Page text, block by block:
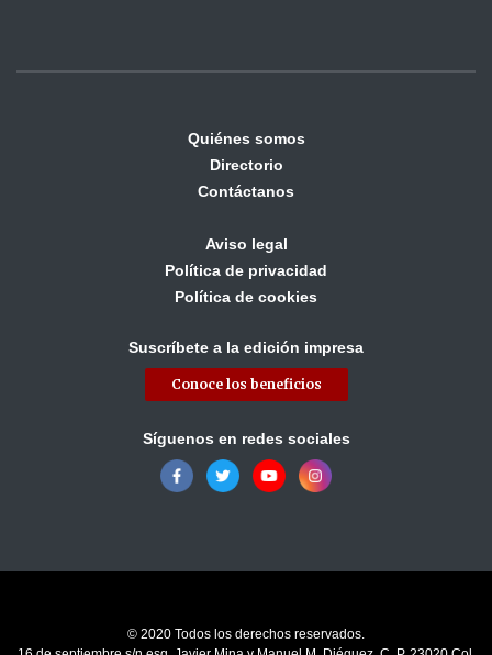
Quiénes somos
Directorio
Contáctanos
Aviso legal
Política de privacidad
Política de cookies
Suscríbete a la edición impresa
Conoce los beneficios
Síguenos en redes sociales
© 2020 Todos los derechos reservados.